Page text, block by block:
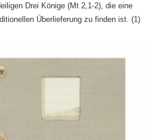
Drei Könige (Mt 2,1-2), die eine
Überlieferung zu finden ist. (1)